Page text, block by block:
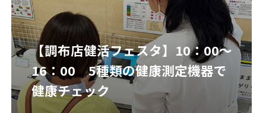
【調布店健活フェスタ】10：00～
16：00 5種類の健康測定機器で
健康チェック